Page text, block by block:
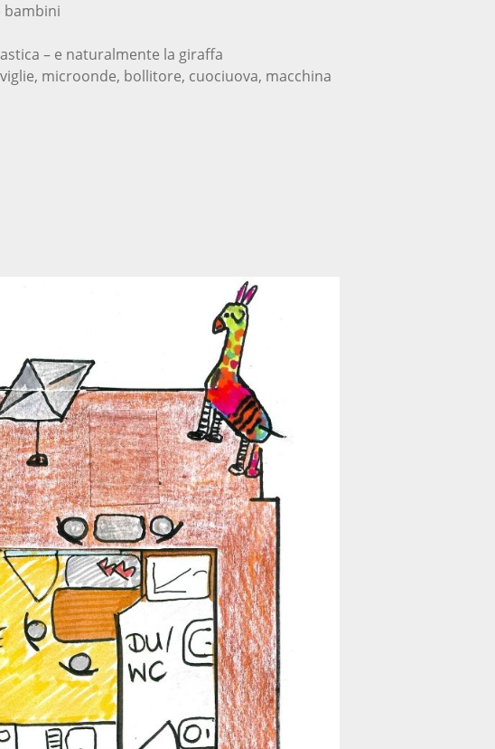
bambini
– e naturalmente la giraffa
microonde, bollitore, cuociuova, macchina